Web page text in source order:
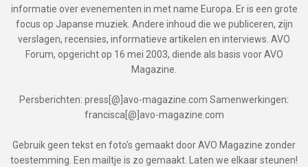
informatie over evenementen in met name Europa. Er is een grote
focus op Japanse muziek. Andere inhoud die we publiceren, zijn
verslagen, recensies, informatieve artikelen en interviews. AVO
Forum, opgericht op 16 mei 2003, diende als basis voor AVO
Magazine.
Persberichten: press[@]avo-magazine.com Samenwerkingen:
francisca[@]avo-magazine.com
Gebruik geen tekst en foto's gemaakt door AVO Magazine zonder
toestemming. Een mailtje is zo gemaakt. Laten we elkaar steunen!